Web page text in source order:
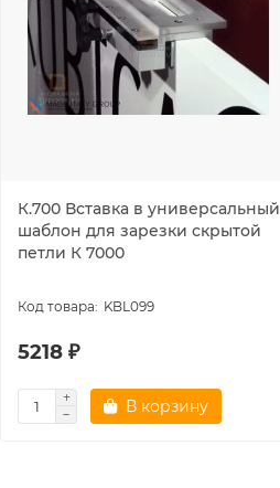
К.700 Вставка в универсальный
шаблон для зарезки скрытой
петли К 7000
KBL099
5218 ₽
В корзину